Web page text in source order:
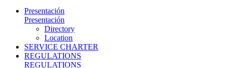
Presentación
Presentación
Directory
Location
SERVICE CHARTER
REGULATIONS
REGULATIONS